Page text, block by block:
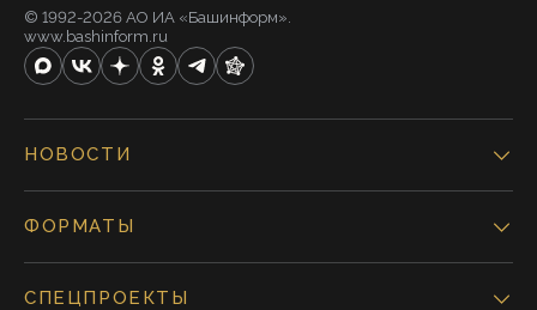
© 1992-2026 АО ИА «Башинформ».
www.bashinform.ru
НОВОСТИ
ФОРМАТЫ
СПЕЦПРОЕКТЫ